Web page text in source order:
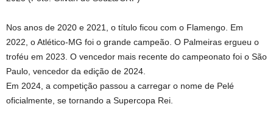
Nos anos de 2020 e 2021, o título ficou com o Flamengo. Em
2022, o Atlético-MG foi o grande campeão. O Palmeiras ergueu o
troféu em 2023. O vencedor mais recente do campeonato foi o São
Paulo, vencedor da edição de 2024.
Em 2024, a competição passou a carregar o nome de Pelé
oficialmente, se tornando a Supercopa Rei.